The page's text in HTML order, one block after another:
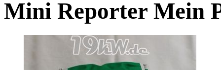
Mini Reporter Mein